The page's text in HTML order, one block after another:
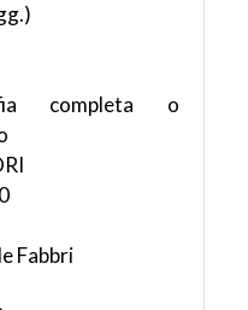
completa o
Fabbri